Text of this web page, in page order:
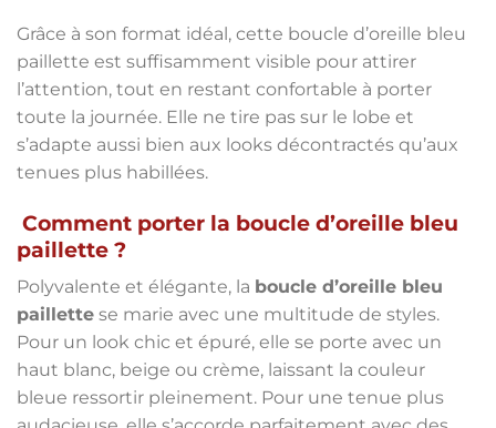
Grâce à son format idéal, cette boucle d’oreille bleu
paillette est suffisamment visible pour attirer
l’attention, tout en restant confortable à porter
toute la journée. Elle ne tire pas sur le lobe et
s’adapte aussi bien aux looks décontractés qu’aux
tenues plus habillées.
Comment porter la boucle d’oreille bleu
paillette ?
Polyvalente et élégante, la boucle d’oreille bleu
paillette se marie avec une multitude de styles.
Pour un look chic et épuré, elle se porte avec un
haut blanc, beige ou crème, laissant la couleur
bleue ressortir pleinement. Pour une tenue plus